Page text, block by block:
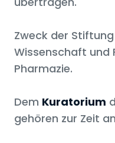
Zweck der
Wissenschaft und
Pharmazie.
Dem Kuratorium
gehören zur Zeit